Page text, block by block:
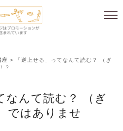
座 >
「逆上せる」ってなんて読む？ （ぎ
？
なんて読む？ （ぎ
ではありませ